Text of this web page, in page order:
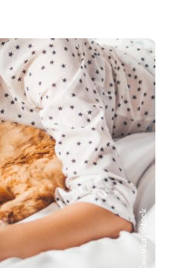
Снимка: iStock